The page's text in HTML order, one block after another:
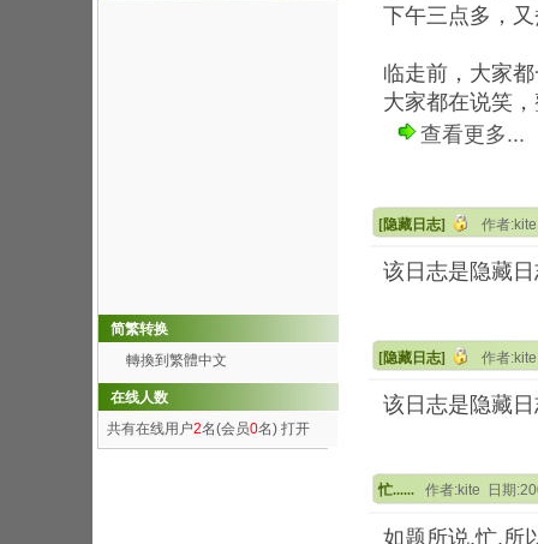
下午三点多，
临走前，大家
大家都在说笑
查看更多...
[隐藏日志] 作者
该日志是隐藏
[隐藏日志] 作者
该日志是隐藏
忙...... 作者:kite 日期
如题所说,忙,所
简繁转换
轉換到繁體中文
在线人数
共有在线用户2名(会员0名) 打开